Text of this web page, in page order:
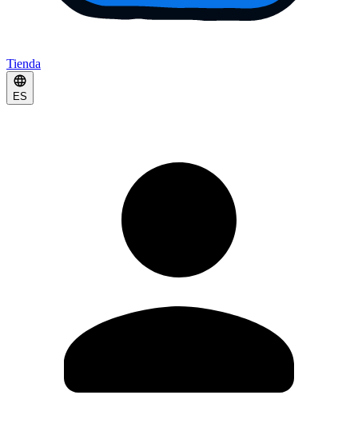
Tienda
ES